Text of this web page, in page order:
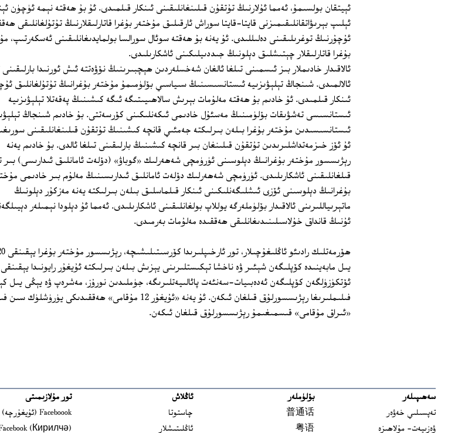
ئېيتقان بولسىمۇ، ئەمما ئۇلارنىڭ تۇتقۇن قىلىنغانلىقىنى ئىنكار قىلمىدى. ئۇ بۇ ھەقتە نېمە ئۈچۈن
ئېلىپ بېرىۋاتقانلىقىمىزنى قايتا-قايتا سوراش ئارقىلىق مۇختەر بۇغرا قاتارلىقلارنىڭ تۇتۇلغانلىقى
ئۇچۇرنىڭ توغرىلىقىنى دەلىللىدى. ئۇ يەنە بۇ ھەقتە سوئال سورالسا بولمايدىغانلىقىنى ئەسكەرتىپ،
بۇغرا قاتارلىقلار چېتىشلىق دېلونىڭ جىددىيلىكىنى ئاشكارىلىدى.
ئالاقىدار خادىملار بىز ئىسمىنى تىلغا ئالغان شەخسلەردىن ھېچبىرىنىڭ نۆۋەتتە ئىش ئورنىدا بارلىقىنى
ئالالمىدى. شىنجاڭ تېلېۋىزىيە ئىستانسىسىنىڭ سىياسىي بۆلۈمىمۇ مۇختەر بۇغرانىڭ تۇتۇلغانلىق
ئىنكار قىلمىدى. ئۇ خادىم بۇ ھەقتە مەلۇمات بېرىش سالاھىيىتىگە ئىگە كىشىنىڭ پەقەتلا تېلېۋىزىيە
ئىستانسىسى تەشۋىقات بۆلۈمىنىڭ مەسئۇل خادىمى ئىكەنلىكىنى كۆرسەتتى. بۇ خادىم شىنجاڭ
ئىستانسىسىدىن مۇختەر بۇغرا بىلەن بىرلىكتە جەمئىي قانچە كىشىنىڭ تۇتقۇن قىلىنغانلىقىنى
ئۇ ئۆز خىزمەتداشلىرىدىن تۇتقۇن قىلىنغان بىر قانچە كىشىنىڭ بارلىقىنى تىلغا ئالدى. بۇ خادىم يەنە
رېژىسسور مۇختەر بۇغرانىڭ دېلوسىنى ئۈرۈمچى شەھەرلىك «گوباۋ» (دۆلەت ئامانلىق ئىدارىسى) بىر
قىلغانلىقىنى ئاشكارىلىدى. ئۈرۈمچى شەھەرلىك دۆلەت ئامانلىق ئىدارىسىنىڭ مەلۇم بىر خادىمى
بۇغرانىڭ دېلوسىنى ئۆزى ئىشلىگەنلىكىنى ئىنكار قىلماسلىق بىلەن بىرلىكتە يەنە مەزكۇر دېلونىڭ
ماتېرىياللىرىنى ئالاقىدار بۆلۈملەرگە يوللاپ بولغانلىقىنى ئاشكارىلىدى. ئەمما ئۇ دېلودا نېمىلەر
ئۇنىڭ قانداق خۇلاسىلىنىدىغانلىقى ھەققىدە مەلۇمات بەرمىدى.
يىل مابەينىدە كۆپلىگەن شېئىر ۋە ناخشا تېكىستلىرىنى يېزىش بىلەن بىرلىكتە ئۇيغۇر رايونىدا يېقىنقى
ئۆتكۈزۈلگەن كۆپلىگەن ئەدەبىيات-سەنئەت پائالىيەتلىرىگە، جۈملىدىن نورۇز، مەشرەپ ۋە يېڭى يىل
فىلىملىرىغا رېژىسسورلۇق قىلغان ئىكەن. ئۇ يەنە «ئۇيغۇر 12 مۇقامى» ھەققىدىكى
«ئىراق مۇقامى» قىسمىغىمۇ رېژىسسورلۇق قىلغان ئىكەن.
سەھىپىلەر
تەپسىلىي خەۋەر
ۋەزىيەت- مۇلاھىزە
بۆلۈملەر
普通话
粤语
ئاڭلاش
چاستوتا
ئاڭلىتىشلار
تور مۇلازىمىتى
Faceboook (ئۇيغۇرچە)
(Кирилчә)